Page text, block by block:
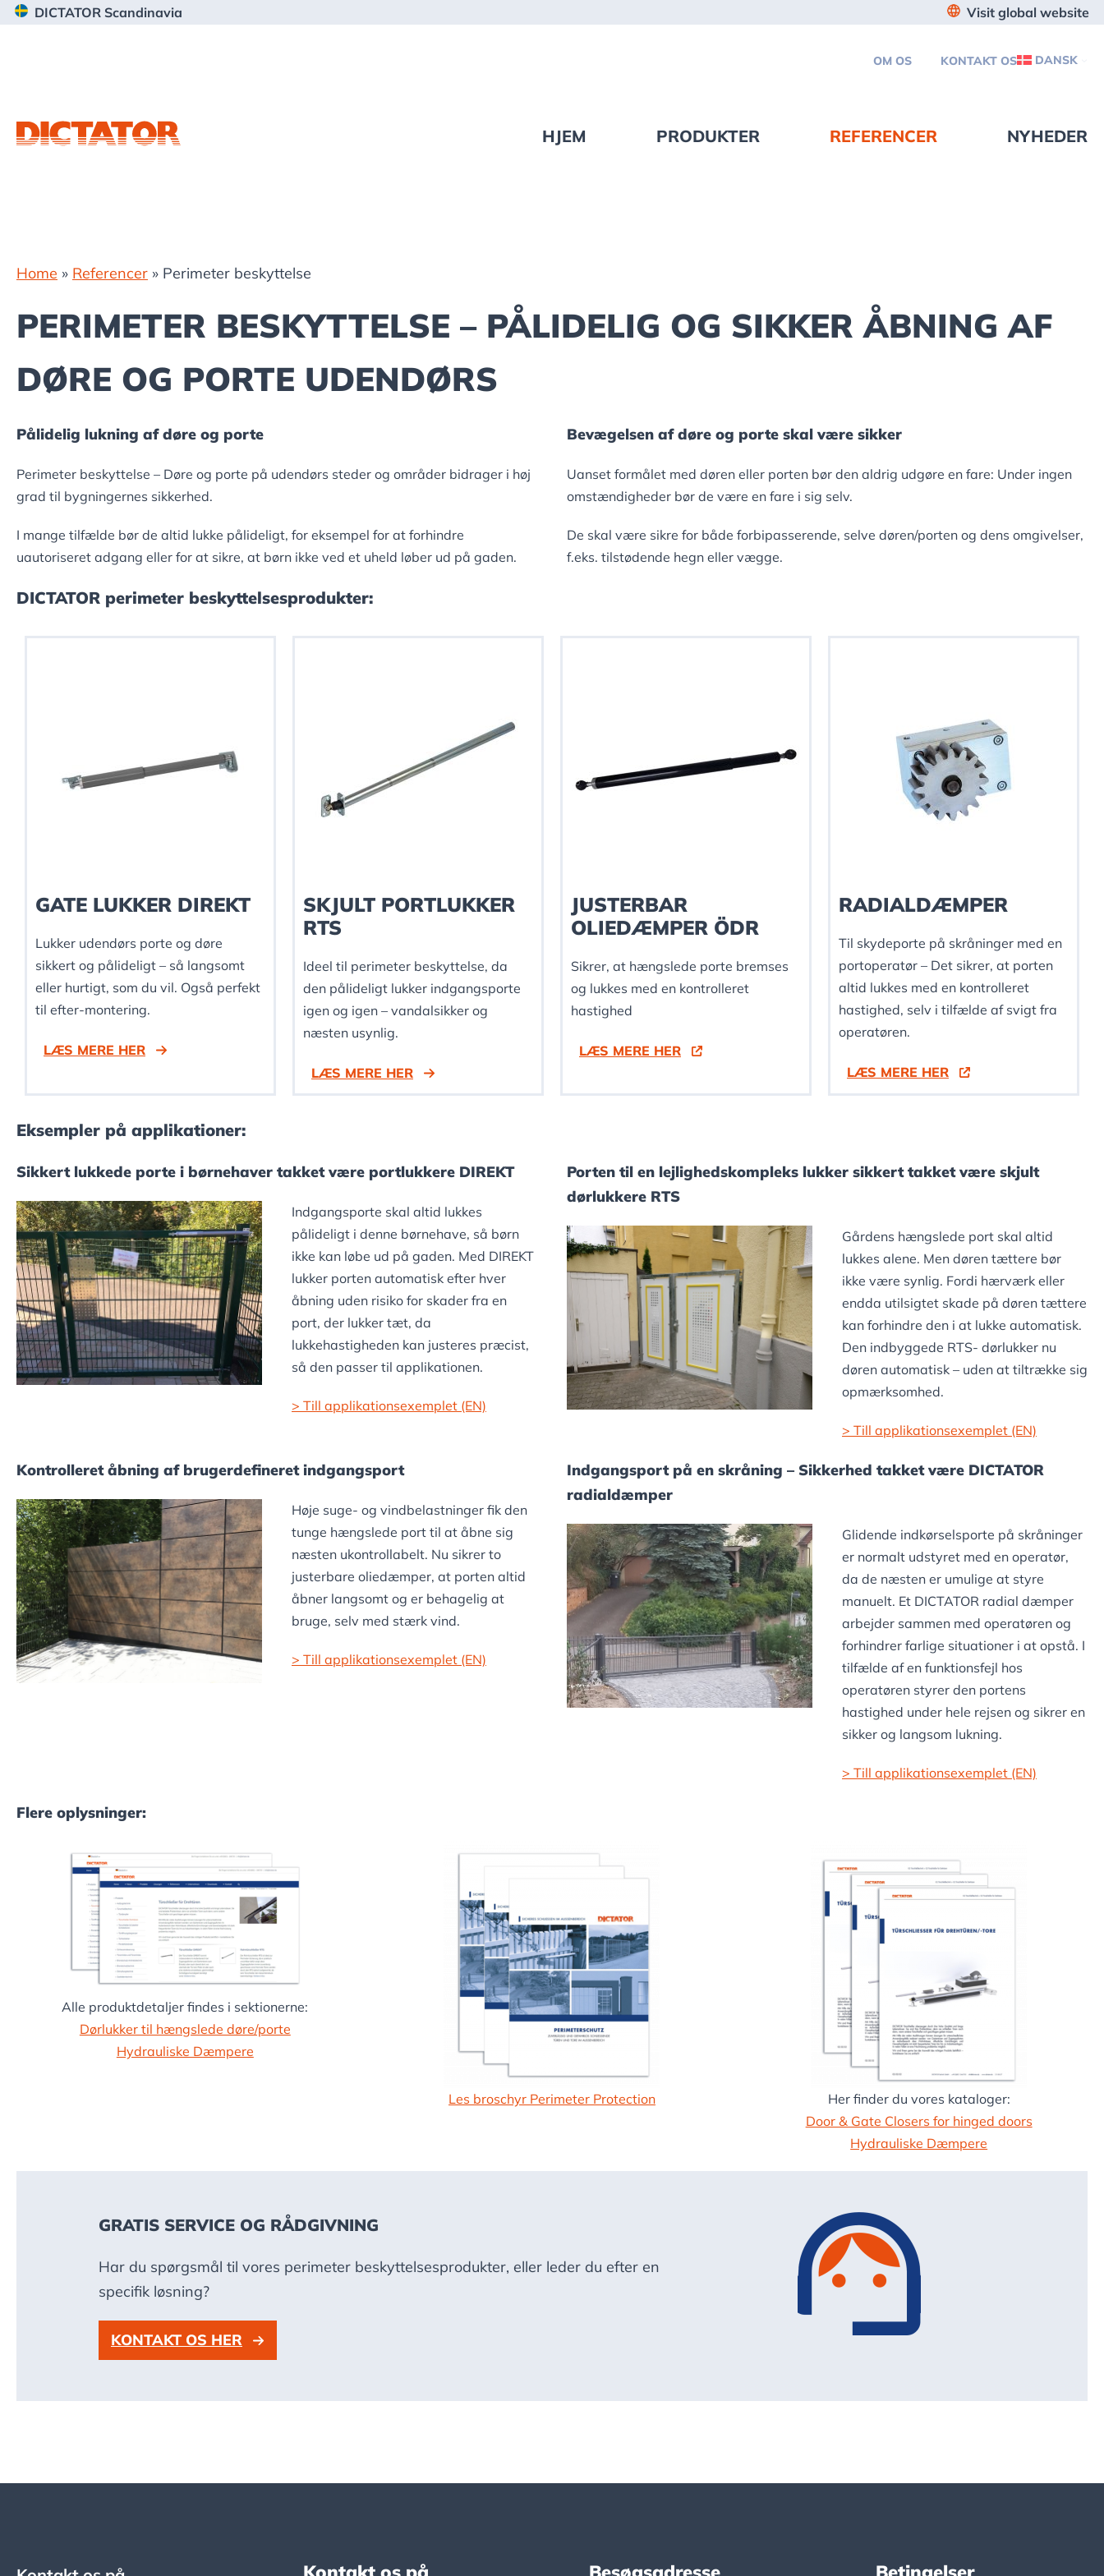
Gå
Skip
Gå
DICTATOR Scandinavia Visit global website
OM OS KONTAKT OS DANSK
HJEM PRODUKTER REFERENCER NYHEDER
Home » Referencer » Perimeter beskyttelse
PERIMETER BESKYTTELSE – PÅLIDELIG OG SIKKER ÅBNING AF
DØRE OG PORTE UDENDØRS
Pålidelig lukning af døre og porte
Perimeter beskyttelse – Døre og porte på udendørs steder og områder bidrager i høj
grad til bygningernes sikkerhed.
I mange tilfælde bør de altid lukke pålideligt, for eksempel for at forhindre
uautoriseret adgang eller for at sikre, at børn ikke ved et uheld løber ud på gaden.
Bevægelsen af døre og porte skal være sikker
Uanset formålet med døren eller porten bør den aldrig udgøre en fare: Under ingen
omstændigheder bør de være en fare i sig selv.
De skal være sikre for både forbipasserende, selve døren/porten og dens omgivelser,
f.eks. tilstødende hegn eller vægge.
DICTATOR perimeter beskyttelsesprodukter:
GATE LUKKER DIREKT
Lukker udendørs porte og døre
sikkert og pålideligt – så langsomt
eller hurtigt, som du vil. Også perfekt
til efter-montering.
LÆS MERE HER
SKJULT PORTLUKKER
RTS
Ideel til perimeter beskyttelse, da
den pålideligt lukker indgangsporte
igen og igen – vandalsikker og
næsten usynlig.
LÆS MERE HER
JUSTERBAR
OLIEDÆMPER ÖDR
Sikrer, at hængslede porte bremses
og lukkes med en kontrolleret
hastighed
LÆS MERE HER
RADIALDÆMPER
Til skydeporte på skråninger med en
portoperatør – Det sikrer, at porten
altid lukkes med en kontrolleret
hastighed, selv i tilfælde af svigt fra
operatøren.
LÆS MERE HER
Eksempler på applikationer:
Sikkert lukkede porte i børnehaver takket være portlukkere DIREKT
Indgangsporte skal altid lukkes
pålideligt i denne børnehave, så børn
ikke kan løbe ud på gaden. Med DIREKT
lukker porten automatisk efter hver
åbning uden risiko for skader fra en
port, der lukker tæt, da
lukkehastigheden kan justeres præcist,
så den passer til applikationen.
> Till applikationsexemplet (EN)
Porten til en lejlighedskompleks lukker sikkert takket være skjult
dørlukkere RTS
Gårdens hængslede port skal altid
lukkes alene. Men døren tættere bør
ikke være synlig. Fordi hærværk eller
endda utilsigtet skade på døren tættere
kan forhindre den i at lukke automatisk.
Den indbyggede RTS- dørlukker nu
døren automatisk – uden at tiltrække sig
opmærksomhed.
> Till applikationsexemplet (EN)
Kontrolleret åbning af brugerdefineret indgangsport
Høje suge- og vindbelastninger fik den
tunge hængslede port til at åbne sig
næsten ukontrollabelt. Nu sikrer to
justerbare oliedæmper, at porten altid
åbner langsomt og er behagelig at
bruge, selv med stærk vind.
> Till applikationsexemplet (EN)
Indgangsport på en skråning – Sikkerhed takket være DICTATOR
radialdæmper
Glidende indkørselsporte på skråninger
er normalt udstyret med en operatør,
da de næsten er umulige at styre
manuelt. Et DICTATOR radial dæmper
arbejder sammen med operatøren og
forhindrer farlige situationer i at opstå. I
tilfælde af en funktionsfejl hos
operatøren styrer den portens
hastighed under hele rejsen og sikrer en
sikker og langsom lukning.
> Till applikationsexemplet (EN)
Flere oplysninger:
Alle produktdetaljer findes i sektionerne:
Dørlukker til hængslede døre/porte
Hydrauliske Dæmpere
Les broschyr Perimeter Protection
Her finder du vores kataloger:
Door & Gate Closers for hinged doors
Hydrauliske Dæmpere
GRATIS SERVICE OG RÅDGIVNING
Har du spørgsmål til vores perimeter beskyttelsesprodukter, eller leder du efter en
specifik løsning?
KONTAKT OS HER